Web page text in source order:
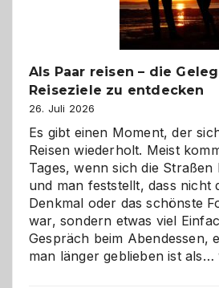
Als Paar reisen – die
Reiseziele zu entdecken
26. Juli 2026
Es gibt einen Moment, der
Reisen wiederholt. Meist
Tages, wenn sich die Straßen
und man feststellt, dass nicht
Denkmal oder das schönste
war, sondern etwas viel
Gespräch beim Abendessen,
man länger geblieben ist als…